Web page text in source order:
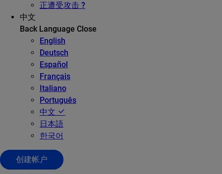
正遭受攻击 ?
中文
Back Language Close
English
Deutsch
Español
Français
Italiano
Português
中文
日本語
한국어
创建帐户